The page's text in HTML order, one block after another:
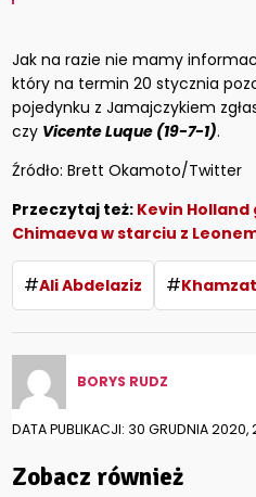
Jak na razie nie mamy
który na termin 20 stycznia
pojedynku z Jamajczykiem
czy Vicente Luque (19-7-1).
Źródło: Brett Okamoto/Twitter
Przeczytaj też: Kevin
Chimaeva w starciu z
#Ali Abdelaziz #
BORYS RUDZ
DATA PUBLIKACJI: 30 GRUDNIA 2020,
Zobacz również